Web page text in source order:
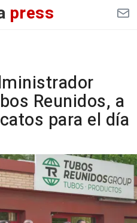
press
Reunidos, a
para el día